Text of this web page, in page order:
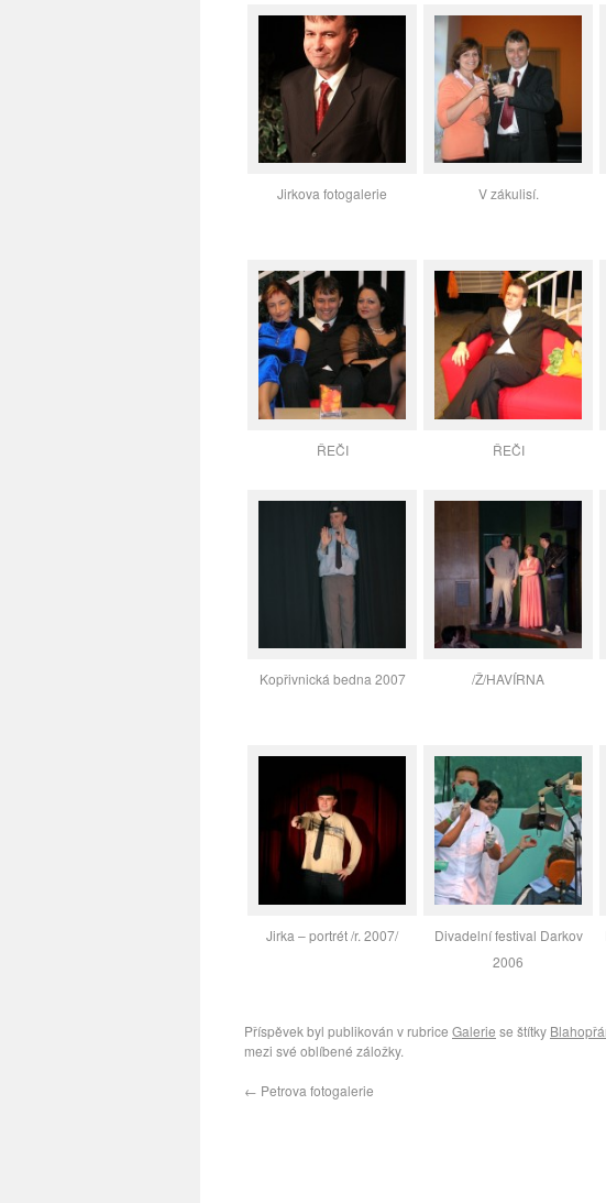
Jirkova fotogalerie V zákulisí.
ŘEČI ŘEČI
Kopřivnická bedna 2007 /Ž/HAVÍRNA
Jirka – portrét /r. 2007/
Divadelní festival Darkov
2006
Příspěvek byl publikován v rubrice Galerie se štítky
mezi své oblíbené záložky.
← Petrova fotogalerie